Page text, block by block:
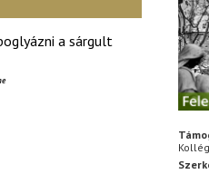
a sárgult